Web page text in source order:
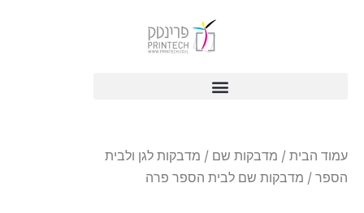
עמוד הבית / מדבקות שם / מדבקות לגן ולבית
הספר / מדבקות שם לבית הספר פרה